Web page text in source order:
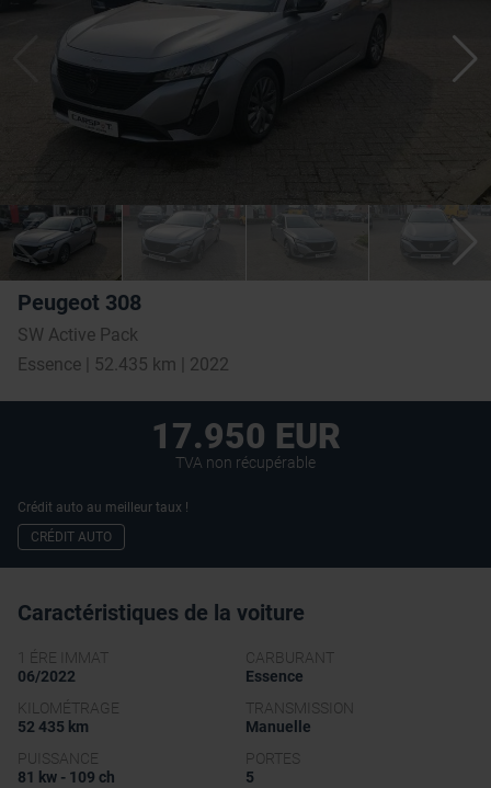
Peugeot 308
SW Active Pack
Essence | 52.435 km | 2022
17.950 EUR
TVA non récupérable
Crédit auto au meilleur taux !
CRÉDIT AUTO
Caractéristiques de la voiture
1 ÉRE IMMAT
06/2022
CARBURANT
Essence
KILOMÉTRAGE
52 435 km
TRANSMISSION
Manuelle
PUISSANCE
81 kw - 109 ch
PORTES
5